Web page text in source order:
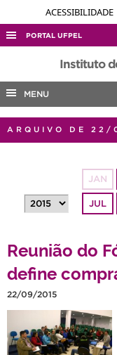
ACESSIBILIDADE
PORTAL UFPEL
ACESSO À INFORMAÇÃO
AUDITORIA
COBALTO
CONCURSOS
OUVIDORIA
TELEFONES
Instituto
MENU
ARQUIVO DE 22/
JAN
JUL
Reunião do
define
22/09/2015